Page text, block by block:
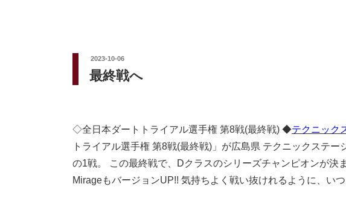
投
稿
日:
2023-10-06
最終戦へ
◇全日本ダートトライアル選手権 第8戦(最終戦) ◆テクニック
トライアル選手権 第8戦(最終戦)」が広島県 テクニックステ
の1戦。 この最終戦で、Dクラスのシリーズチャンピオンが決
MirageもバージョンUP!! 気持ちよく戦い抜けれるように、い